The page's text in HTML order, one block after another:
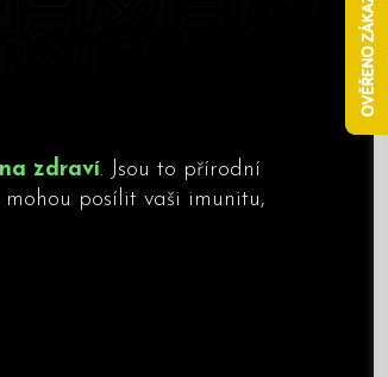
zdraví. Jsou to přírodní
posílit vaši imunitu,